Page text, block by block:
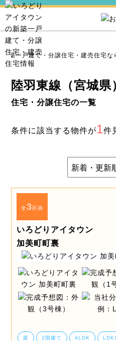
新築一戸建て・分譲住宅・建売住宅
陸羽東線（宮城県
住宅・分譲住宅の一覧
条件に該当する物件が1件
全3区画
いろどりアイタウン
加美町町裏
庭 2階建て 4LDK